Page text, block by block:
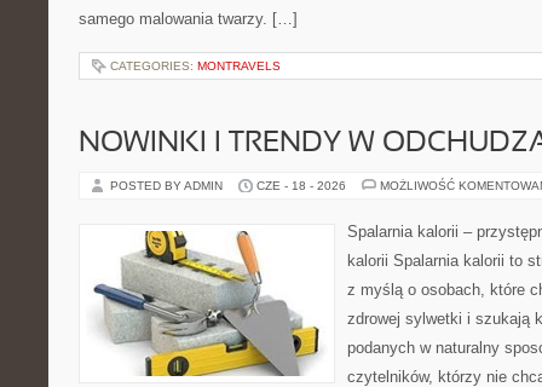
samego malowania twarzy. […]
CATEGORIES: MONTRAVELS
NOWINKI I TRENDY W
POSTED BY ADMIN CZE - 18 - 2026 MOŻLIWOŚĆ
Spalarnia kalorii –
kalorii Spalarnia kalorii to
z myślą o osobach, które
zdrowej sylwetki i szukają
podanych w naturalny
czytelników, którzy nie